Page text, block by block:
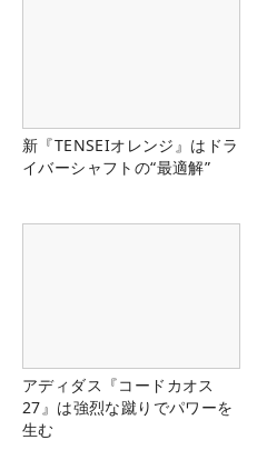
新『TENSEIオレンジ』はドラ
イバーシャフトの“最適解”
アディダス『コードカオス
27』は強烈な蹴りでパワーを
生む